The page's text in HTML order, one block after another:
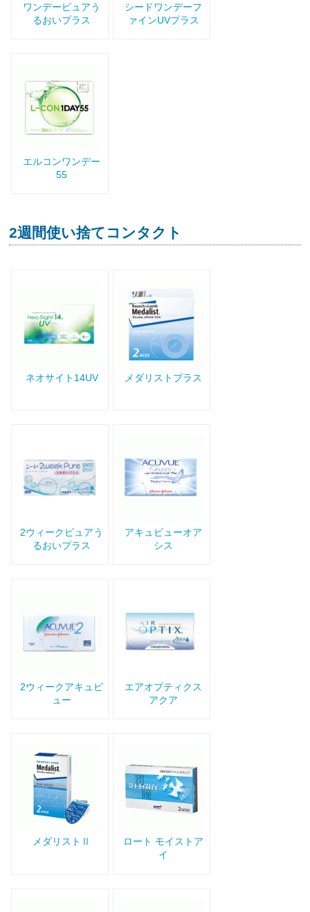
ワンデーピュアう
るおいプラス
シードワンデーフ
ァインUVプラス
エルコンワンデー
55
2週間使い捨てコンタクト
ネオサイト14UV メダリストプラス
2ウィークピュアう
るおいプラス
アキュビューオア
シス
2ウィークアキュビ
ュー
エアオプティクス
アクア
メダリストⅡ
ロート モイストア
イ